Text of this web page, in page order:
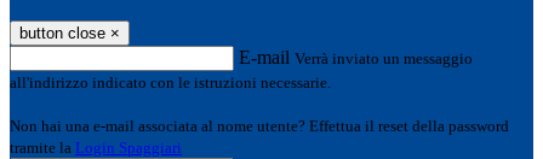
button close ×
E-mail Verrà inviato un messaggio
all'indirizzo indicato con le istruzioni necessarie.
Non hai una e-mail associata al nome utente? Effettua il reset della password
tramite la Login Spaggiari